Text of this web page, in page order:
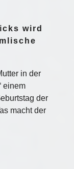
wird
in der
einem
der
macht der